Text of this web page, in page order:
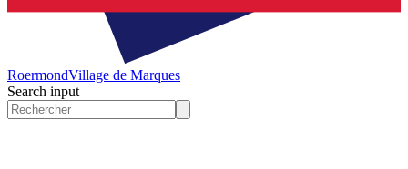
RoermondVillage de Marques
Search input